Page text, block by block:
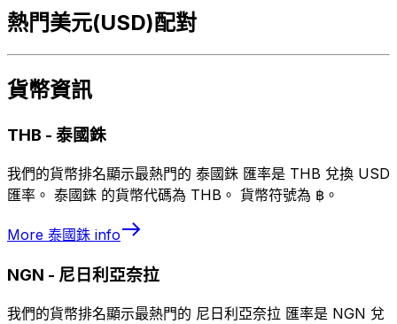
熱門美元(USD)配對
貨幣資訊
THB - 泰國銖
我們的貨幣排名顯示最熱門的 泰國銖 匯率是 THB 兌換 USD
匯率。 泰國銖 的貨幣代碼為 THB。 貨幣符號為 ฿。
More 泰國銖 info
NGN - 尼日利亞奈拉
我們的貨幣排名顯示最熱門的 尼日利亞奈拉 匯率是 NGN 兌